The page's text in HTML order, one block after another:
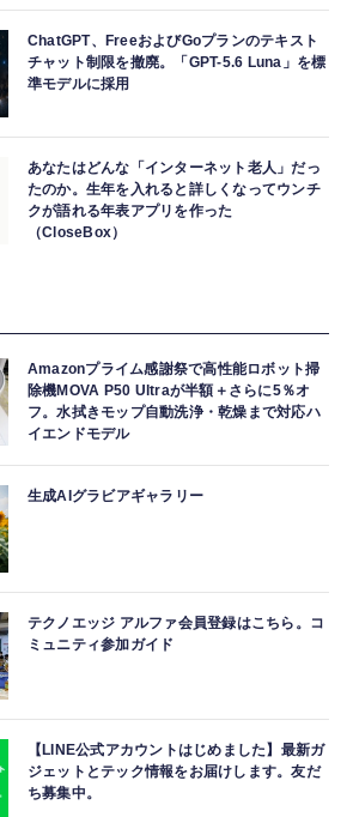
ChatGPT、FreeおよびGoプランのテキスト
チャット制限を撤廃。「GPT-5.6 Luna」を標
準モデルに採用
あなたはどんな「インターネット老人」だっ
たのか。生年を入れると詳しくなってウンチ
クが語れる年表アプリを作った
（CloseBox）
Amazonプライム感謝祭で高性能ロボット掃
除機MOVA P50 Ultraが半額＋さらに5％オ
フ。水拭きモップ自動洗浄・乾燥まで対応ハ
イエンドモデル
生成AIグラビアギャラリー
テクノエッジ アルファ会員登録はこちら。コ
ミュニティ参加ガイド
【LINE公式アカウントはじめました】最新ガ
ジェットとテック情報をお届けします。友だ
ち募集中。